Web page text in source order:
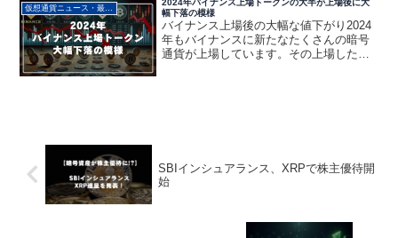
仮想通貨ニュース・最新動向
2024年バイナンス上場トークンの大半が上場後に大
幅下落の模様
バイナンス上場後の大幅な値下がり2024
年もバイナンスに新たなたくさんの暗号
通貨が上場しています。その上場した多
SBIインシュアランス、XRPで株主優待開
始